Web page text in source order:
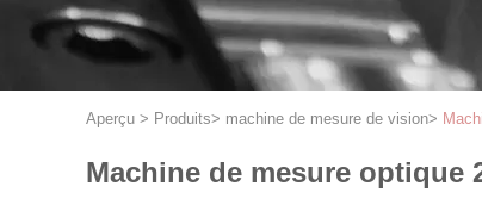
Aperçu > Produits> machine de mesure de vision>
Machine de mesure optique